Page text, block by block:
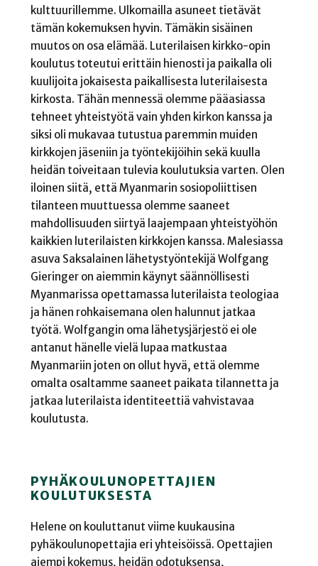
kulttuurillemme. Ulkomailla asuneet tietävät
tämän kokemuksen hyvin. Tämäkin sisäinen
muutos on osa elämää. Luterilaisen kirkko-opin
koulutus toteutui erittäin hienosti ja paikalla oli
kuulijoita jokaisesta paikallisesta luterilaisesta
kirkosta. Tähän mennessä olemme pääasiassa
tehneet yhteistyötä vain yhden kirkon kanssa ja
siksi oli mukavaa tutustua paremmin muiden
kirkkojen jäseniin ja työntekijöihin sekä kuulla
heidän toiveitaan tulevia koulutuksia varten. Olen
iloinen siitä, että Myanmarin sosiopoliittisen
tilanteen muuttuessa olemme saaneet
mahdollisuuden siirtyä laajempaan yhteistyöhön
kaikkien luterilaisten kirkkojen kanssa. Malesiassa
asuva Saksalainen lähetystyöntekijä Wolfgang
Gieringer on aiemmin käynyt säännöllisesti
Myanmarissa opettamassa luterilaista teologiaa
ja hänen rohkaisemana olen halunnut jatkaa
työtä. Wolfgangin oma lähetysjärjestö ei ole
antanut hänelle vielä lupaa matkustaa
Myanmariin joten on ollut hyvä, että olemme
omalta osaltamme saaneet paikata tilannetta ja
jatkaa luterilaista identiteettiä vahvistavaa
koulutusta.
PYHÄKOULUNOPETTAJIEN
KOULUTUKSESTA
Helene on kouluttanut viime kuukausina
pyhäkoulunopettajia eri yhteisöissä. Opettajien
aiempi kokemus, heidän odotuksensa,